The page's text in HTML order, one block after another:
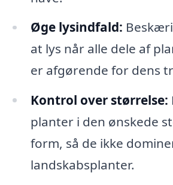
Øge lysindfald:
at lys når alle dele af
er afgørende for dens
Kontrol over størrelse:
planter i den ønskede
form, så de ikke
landskabsplanter.